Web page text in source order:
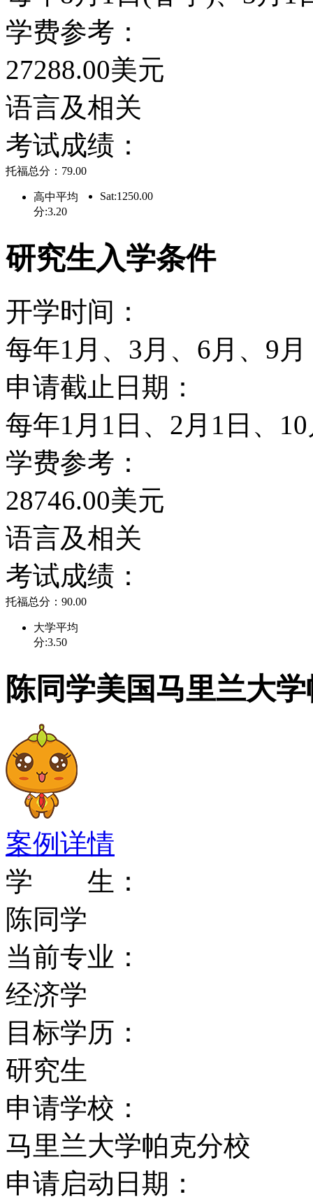
院系设置
本科：
文学经济学数学生物科
理学人类学艺术摄影语
国研究家庭研究化学物
环境工程、材料学等
研究所：
家庭研究商业管理航天
学昆虫学地理学地质学
研究化学化学物理学建
等。
体育
马里兰大学学院市分校
院市分校的知名运动项
长曲棍球等。共获得过
长曲棍球是全美国国领
过10个全国冠军，并于
最近获得全国冠军的项
（2005)，男子足球（
传统对手
在男子篮球方面，Duke
手。
在橄榄球方面，北卡州
吉尼亚大学是马里兰大
大学之间的橄榄球比赛
法尼亚州立大学在90年
赛，目前两个学校正在
比赛。
学费参考：
27288.00美元
语言及相关
考试成绩：
托福总分：79.00
高中平均
分:3.20
Sat:1250.00
研究生入学条件
开学时间：
每年1月、3月、6月、9月
申请截止日期：
每年1月1日、2月1日、
学费参考：
28746.00美元
语言及相关
考试成绩：
托福总分：90.00
大学平均
分:3.50
陈同学美国马里兰大
案例详情
学 生：
陈同学
当前专业：
经济学
目标学历：
研究生
申请学校：
马里兰大学帕克分校
申请启动日期：